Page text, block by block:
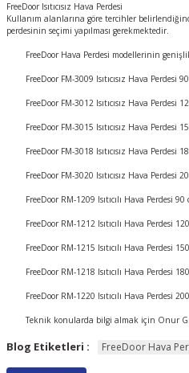
FreeDoor Isıtıcısız Hava Perdesi
Kullanım alanlarına göre tercihler
perdesinin seçimi yapılması gerekmektedir.
FreeDoor Hava Perdesi modellerinin
FreeDoor FM-3009 Isıtıcısız Hava Perdesi
FreeDoor FM-3012 Isıtıcısız Hava Perdesi
FreeDoor FM-3015 Isıtıcısız Hava Perdesi
FreeDoor FM-3018 Isıtıcısız Hava Perdesi
FreeDoor FM-3020 Isıtıcısız Hava Perdesi
FreeDoor RM-1209 Isıtıcılı Hava Perdesi 90
FreeDoor RM-1212 Isıtıcılı Hava Perdesi
FreeDoor RM-1215 Isıtıcılı Hava Perdesi
FreeDoor RM-1218 Isıtıcılı Hava Perdesi
FreeDoor RM-1220 Isıtıcılı Hava Perdesi
Teknik konularda bilgi almak için Onur
Blog Etiketleri : FreeDoor Hava